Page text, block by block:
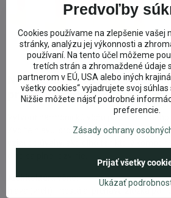
Namiešaj si svoj
prírodný parfém
Vytvoriť harmonickú vôňu podľa vlastného
Zvoľte hlavu, srdce a základ parfumu. Pri
Architektúra vône:
hlava (vrch) - nestála, prchavá zložka
Predvoľby
Cookies používame na zlepšenie vašej
stránky, analýzu jej výkonnosti a
používaní. Na tento účel môžeme
tretích strán a zhromaždené údaje
partnerom v EÚ, USA alebo iných
všetky cookies“ vyjadrujete svoj
Nižšie môžete nájsť podrobné
preferencie.
Zásady ochrany
Ukázať
Prijať všetky